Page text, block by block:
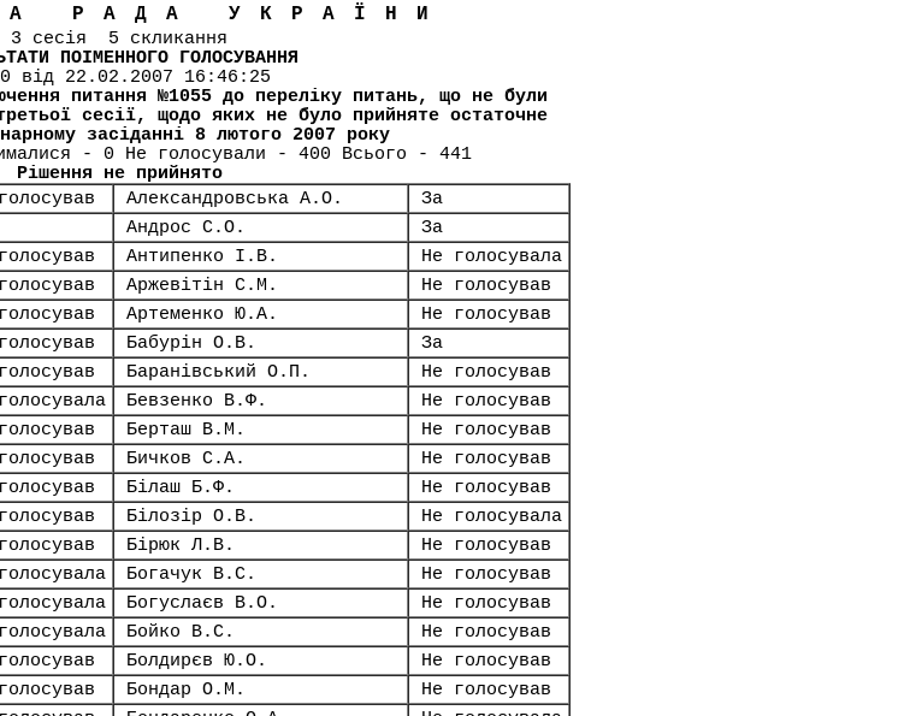
РАДА УКРАЇНИ
3 сесія 5 скликання
ПОІМЕННОГО ГОЛОСУВАННЯ
від 22.02.2007 16:46:25
питання №1055 до переліку питань, що не були
сесії, щодо яких не було прийняте остаточне
засіданні 8 лютого 2007 року
- 0 Не голосували - 400 Всього - 441
Рішення не прийнято
Александровська А.О.
За
Андрос С.О.
За
Антипенко І.В.
Не голосувала
Аржевітін С.М.
Не голосував
Артеменко Ю.А.
Не голосував
Бабурін О.В.
За
Баранівський О.П.
Не голосував
Бевзенко В.Ф.
Не голосував
Берташ В.М.
Не голосував
Бичков С.А.
Не голосував
Білаш Б.Ф.
Не голосував
Білозір О.В.
Не голосувала
Бірюк Л.В.
Не голосував
Богачук В.С.
Не голосував
Богуслаєв В.О.
Не голосував
Бойко В.С.
Не голосував
Болдирєв Ю.О.
Не голосував
Бондар О.М.
Не голосував